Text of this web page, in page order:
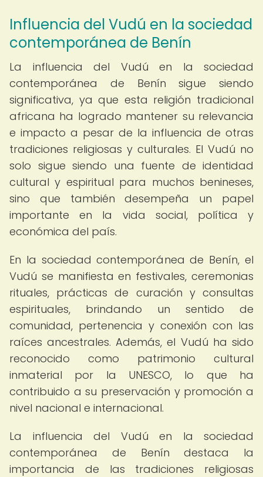
Influencia del Vudú en la sociedad
contemporánea de Benín
La influencia del Vudú en la sociedad
contemporánea de Benín sigue siendo
significativa, ya que esta religión tradicional
africana ha logrado mantener su relevancia
e impacto a pesar de la influencia de otras
tradiciones religiosas y culturales. El Vudú no
solo sigue siendo una fuente de identidad
cultural y espiritual para muchos benineses,
sino que también desempeña un papel
importante en la vida social, política y
económica del país.
En la sociedad contemporánea de Benín, el
Vudú se manifiesta en festivales, ceremonias
rituales, prácticas de curación y consultas
espirituales, brindando un sentido de
comunidad, pertenencia y conexión con las
raíces ancestrales. Además, el Vudú ha sido
reconocido como patrimonio cultural
inmaterial por la UNESCO, lo que ha
contribuido a su preservación y promoción a
nivel nacional e internacional.
La influencia del Vudú en la sociedad
contemporánea de Benín destaca la
importancia de las tradiciones religiosas